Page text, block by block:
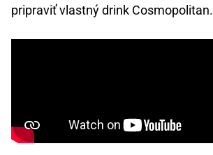
pripraviť vlastný drink Cosmopolitan.